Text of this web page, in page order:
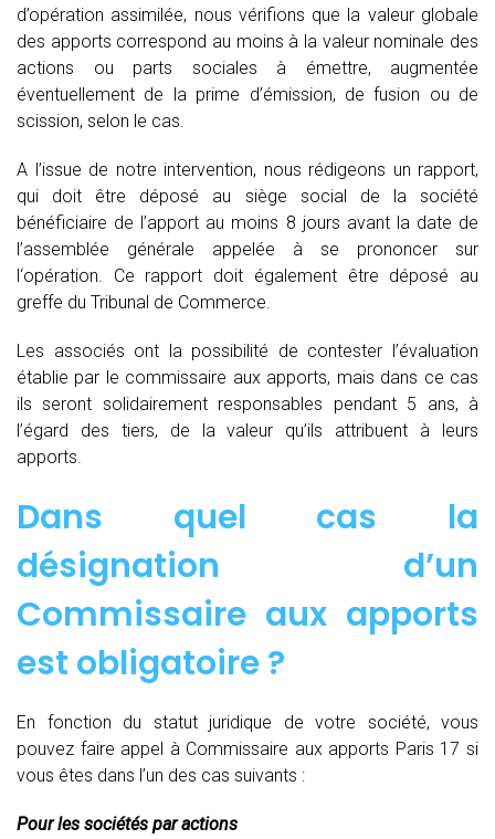
d’opération assimilée, nous vérifions que la valeur globale
des apports correspond au moins à la valeur nominale des
actions ou parts sociales à émettre, augmentée
éventuellement de la prime d’émission, de fusion ou de
scission, selon le cas.
A l’issue de notre intervention, nous rédigeons un rapport,
qui doit être déposé au siège social de la société
bénéficiaire de l’apport au moins 8 jours avant la date de
l’assemblée générale appelée à se prononcer sur
l‘opération. Ce rapport doit également être déposé au
greffe du Tribunal de Commerce.
Les associés ont la possibilité de contester l’évaluation
établie par le commissaire aux apports, mais dans ce cas
ils seront solidairement responsables pendant 5 ans, à
l’égard des tiers, de la valeur qu’ils attribuent à leurs
apports.
Dans quel cas la
désignation d’un
Commissaire aux apports
est obligatoire ?
En fonction du statut juridique de votre société, vous
pouvez faire appel à Commissaire aux apports Paris 17 si
vous êtes dans l’un des cas suivants :
Pour les sociétés par actions